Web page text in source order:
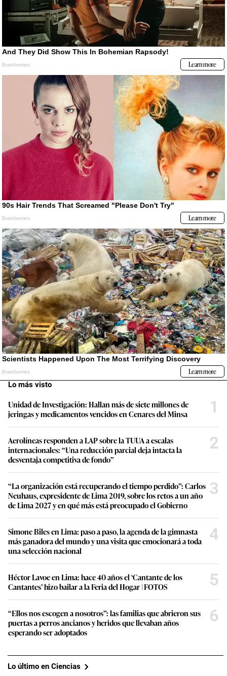
Lo más visto
Unidad de Investigación: Hallan más de siete millones de
jeringas y medicamentos vencidos en Cenares del Minsa
1
Aerolíneas responden a LAP sobre la TUUA a escalas
internacionales: “Una reducción parcial deja intacta la
desventaja competitiva de fondo”
2
“La organización está recuperando el tiempo perdido”: Carlos
Neuhaus, expresidente de Lima 2019, sobre los retos a un año
de Lima 2027 y en qué más está preocupado el Gobierno
3
Simone Biles en Lima: paso a paso, la agenda de la gimnasta
más ganadora del mundo y una visita que emocionará a toda
una selección nacional
4
Héctor Lavoe en Lima: hace 40 años el ‘Cantante de los
Cantantes’ hizo bailar a la Feria del Hogar | FOTOS
5
“Ellos nos escogen a nosotros”: las familias que abrieron sus
puertas a perros ancianos y heridos que llevaban años
esperando ser adoptados
6
Lo último en Ciencias